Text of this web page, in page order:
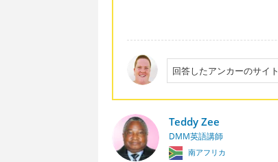
回答したアンカーのサイト
Teddy Zee
DMM英語講師
南アフリカ